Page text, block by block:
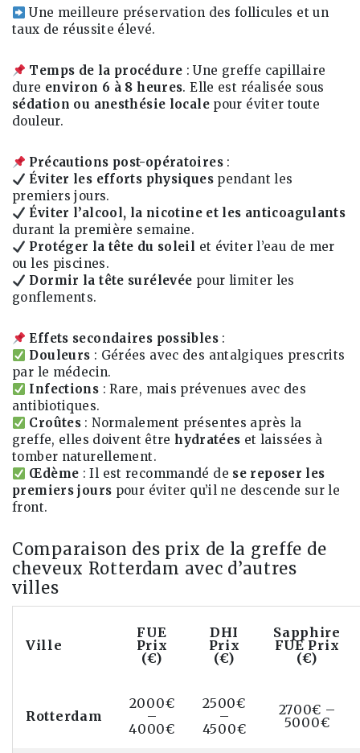
Une meilleure préservation des follicules et un
taux de réussite élevé.
Temps de la procédure : Une greffe capillaire
dure environ 6 à 8 heures. Elle est réalisée sous
sédation ou anesthésie localepour éviter toute
douleur.
Précautions post-opératoires:
Éviter les efforts physiquespendant les
premiers jours.
Éviter l’alcool, la nicotine et les anticoagulants
durant la première semaine.
Protéger la tête du soleil et éviter l’eau de mer
ou les piscines.
Dormir la tête surélevée pour limiter les
gonflements.
Effets secondaires possibles:
Douleurs : Gérées avec des antalgiques prescrits
par le médecin.
Infections : Rare, mais prévenues avec des
antibiotiques.
Croûtes : Normalement présentes après la
greffe, elles doivent être hydratées et laissées à
tomber naturellement.
Œdème : Il est recommandé de se reposer les
premiers jours pour éviter qu’il ne descende sur le
front.
Comparaison des prix de la greffe de
cheveux Rotterdam avec d’autres
villes
Ville
FUE
Prix
(€)
DHI
Prix
(€)
Sapphire
FUE Prix
(€)
Rotterdam
2000€
–
4000€
2500€
–
4500€
2700€ –
5000€